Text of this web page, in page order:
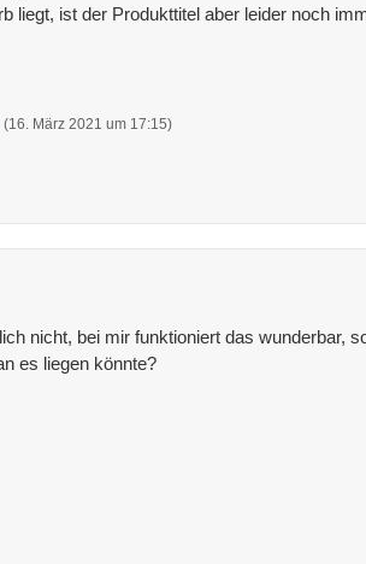
liegt, ist der Produkttitel aber leider noch
(16. März 2021 um 17:15)
nicht, bei mir funktioniert das
es liegen könnte?